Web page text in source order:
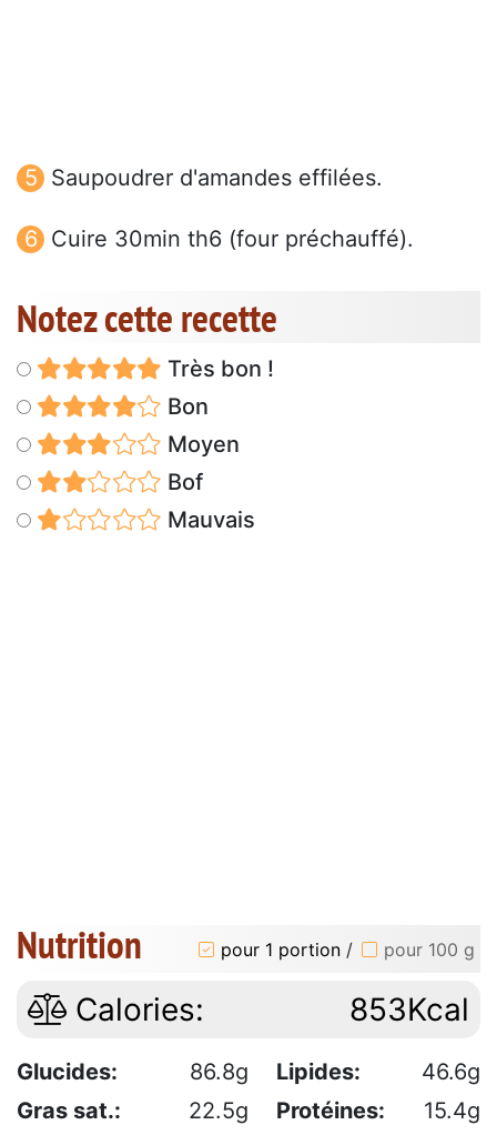
Saupoudrer d'amandes effilées.
Cuire 30min th6 (four préchauffé).
Notez cette recette
Très bon !
Bon
Moyen
Bof
Mauvais
Nutrition pour 1 portion / pour 100 g
Calories: 853Kcal
Glucides: 86.8g Lipides:
46.6g
Gras sat.:
22.5g Protéines:
15.4g